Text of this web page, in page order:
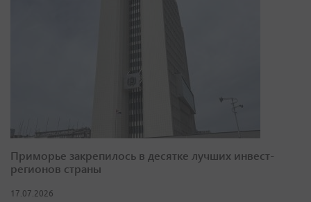
Приморье закрепилось в десятке лучших инвест-
регионов страны
17.07.2026